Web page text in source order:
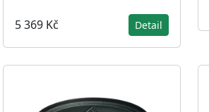
5 369 Kč Detail